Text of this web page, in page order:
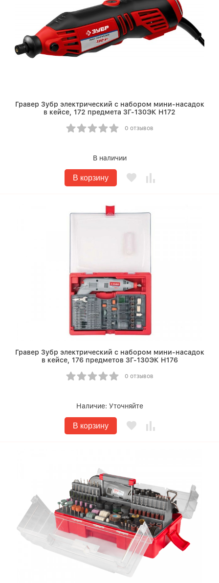
Гравер Зубр электрический с набором мини-насадок
в кейсе, 172 предмета ЗГ-130ЭК H172
0 отзывов
В наличии
В корзину
Гравер Зубр электрический с набором мини-насадок
в кейсе, 176 предметов ЗГ-130ЭК H176
0 отзывов
Наличие: Уточняйте
В корзину